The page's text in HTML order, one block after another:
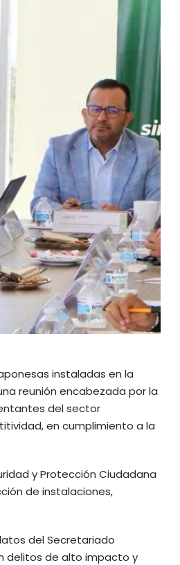
instaladas en la
reunión encabezada por la
del sector
en cumplimiento a la
y Protección Ciudadana
de instalaciones,
del Secretariado
delitos de alto impacto y